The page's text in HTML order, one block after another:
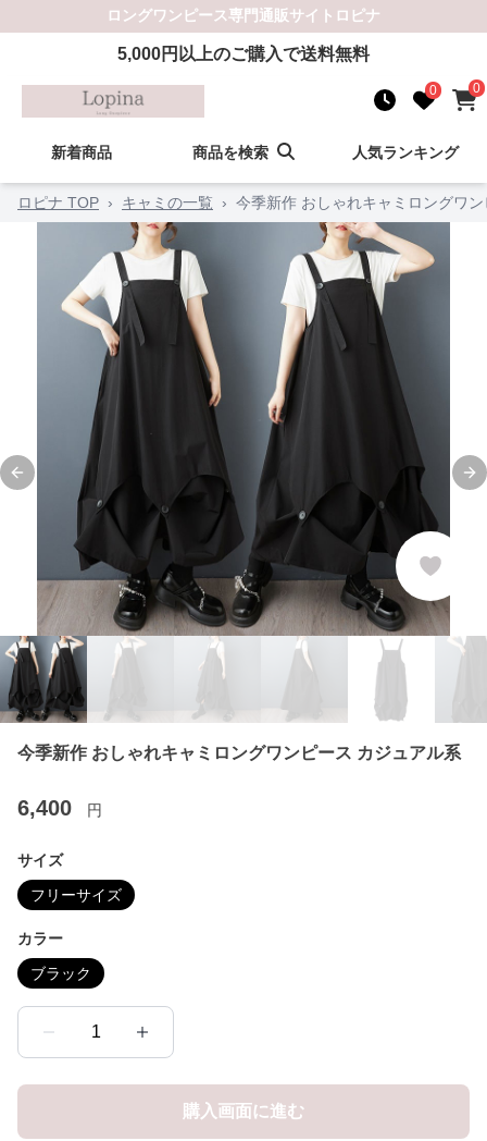
ロングワンピース専門通販サイト ロピナ
5,000円以上のご購入で送料無料
0 0
新着商品 商品を検索 人気ランキング
ロピナ TOP › キャミの一覧 › 今季新作 おしゃれキャミロングワ
Previous slide
今季新作 おしゃれキャミロングワンピース カジュアル系
6,400 円
サイズ
フリーサイズ
カラー
ブラック
1
購入画面に進む